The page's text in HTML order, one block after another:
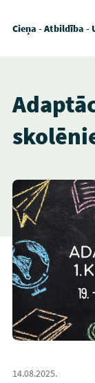
Cieņa - Atbildība -
14.08.2025.